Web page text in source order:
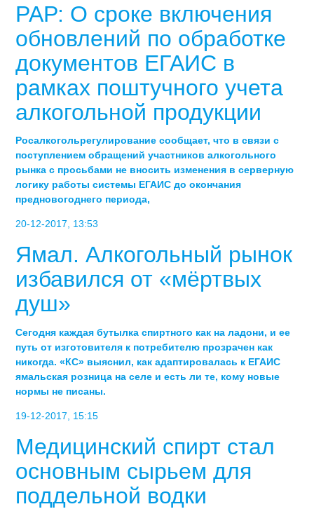
РАР: О сроке включения
обновлений по обработке
документов ЕГАИС в
рамках поштучного учета
алкогольной продукции
Росалкогольрегулирование сообщает, что в связи с
поступлением обращений участников алкогольного
рынка с просьбами не вносить изменения в серверную
логику работы системы ЕГАИС до окончания
предновогоднего периода,
20-12-2017, 13:53
Ямал. Алкогольный рынок
избавился от «мёртвых
душ»
Сегодня каждая бутылка спиртного как на ладони, и ее
путь от изготовителя к потребителю прозрачен как
никогда. «КС» выяснил, как адаптировалась к ЕГАИС
ямальская розница на селе и есть ли те, кому новые
нормы не писаны.
19-12-2017, 15:15
Медицинский спирт стал
основным сырьем для
поддельной водки